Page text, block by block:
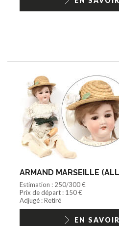
ARMAND MARSEILLE
Estimation : 250/300 €
Prix de départ : 150 €
Adjugé : Retiré
EN